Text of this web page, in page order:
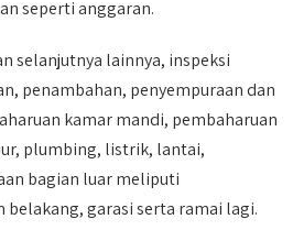
seperti anggaran.
selanjutnya lainnya, inspeksi
penambahan, penyempuraan dan
kamar mandi, pembaharuan
plumbing, listrik, lantai,
bagian luar meliputi
belakang, garasi serta ramai lagi.